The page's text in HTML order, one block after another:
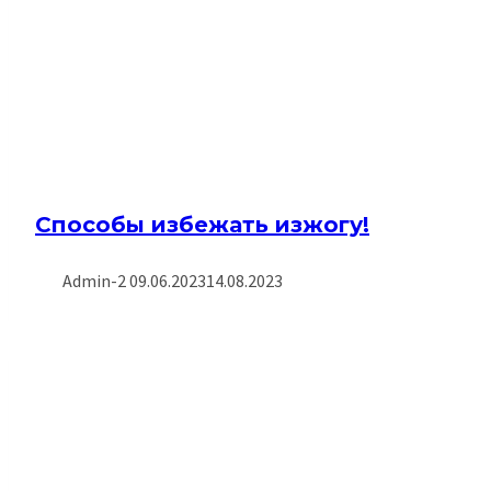
Способы избежать изжогу!
Admin-2 09.06.202314.08.2023